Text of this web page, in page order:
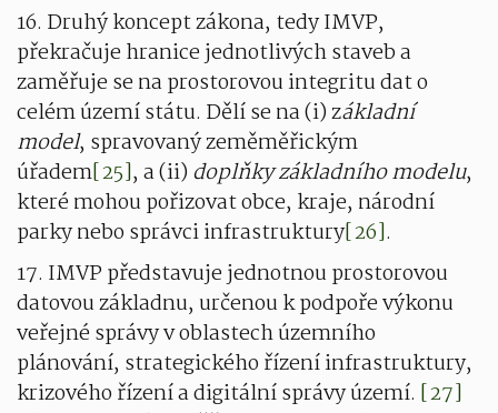
16. Druhý koncept zákona, tedy IMVP,
překračuje hranice jednotlivých staveb a
zaměřuje se na prostorovou integritu dat o
celém území státu. Dělí se na (i) základní
model, spravovaný zeměměřickým
úřadem[25], a (ii) doplňky základního modelu,
které mohou pořizovat obce, kraje, národní
parky nebo správci infrastruktury[26].
17. IMVP představuje jednotnou prostorovou
datovou základnu, určenou k podpoře výkonu
veřejné správy v oblastech územního
plánování, strategického řízení infrastruktury,
krizového řízení a digitální správy území. [27]